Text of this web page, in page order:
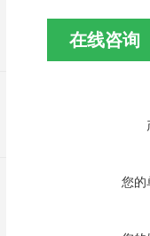
在线咨询
您的